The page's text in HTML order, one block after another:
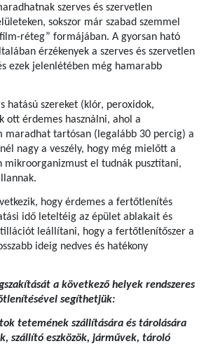
szerves és szervetlen
sokszor már szabad szemmel
réteg” formájában. A gyorsan ható
érzékenyek a szerves és szervetlen
ezek jelenlétében még hamarabb
hatású szereket (klór, peroxidok,
ott érdemes használni, ahol a
maradhat tartósan (legalább 30 percig) a
nagy a veszély, hogy még mielőtt a
mikroorganizmust el tudnák pusztítani,
hogy érdemes a fertőtlenítés
idő leteltéig az épület ablakait és
leállítani, hogy a fertőtlenítőszer a
ideig nedves és hatékony
a következő helyek rendszeres
segíthetjük:
tetemének szállítására és tárolására
szállító eszközök, járművek, tároló